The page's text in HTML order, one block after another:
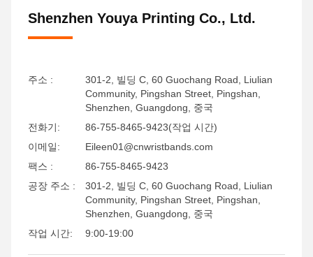
Shenzhen Youya Printing Co., Ltd.
주소 :
301-2, 빌딩 C, 60 Guochang Road, Liulian
Community, Pingshan Street, Pingshan,
Shenzhen, Guangdong, 중국
전화기:
86-755-8465-9423(작업 시간)
이메일:
Eileen01@cnwristbands.com
팩스 :
86-755-8465-9423
공장 주소 :
301-2, 빌딩 C, 60 Guochang Road, Liulian
Community, Pingshan Street, Pingshan,
Shenzhen, Guangdong, 중국
작업 시간:
9:00-19:00